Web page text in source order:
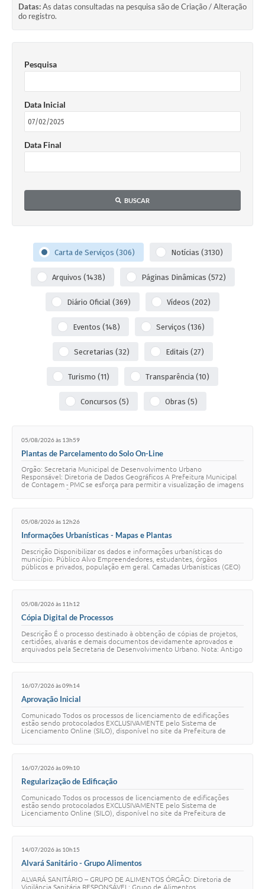
Datas:As datas consultadas na pesquisa são de Criação / Alteração
do registro.
Pesquisa
Data Inicial
Data Final
BUSCAR
Carta de Serviços (306) Notícias (3130)
Arquivos (1438) Páginas Dinâmicas (572)
Diário Oficial (369) Vídeos (202)
Eventos (148) Serviços (136)
Secretarias (32) Editais (27)
Turismo (11) Transparência (10)
Concursos (5) Obras (5)
05/08/2026 às 13h59
Plantas de Parcelamento do Solo On-Line
Orgão: Secretaria Municipal de Desenvolvimento Urbano
Responsável: Diretoria de Dados Geográficos A Prefeitura Municipal
de Contagem - PMC se esforça para permitir a visualização de imagens
05/08/2026 às 12h26
Informações Urbanísticas - Mapas e Plantas
Descrição Disponibilizar os dados e informações urbanísticas do
município. Público Alvo Empreendedores, estudantes, órgãos
públicos e privados, população em geral. Camadas Urbanísticas (GEO)
05/08/2026 às 11h12
Cópia Digital de Processos
Descrição É o processo destinado à obtenção de cópias de projetos,
certidões, alvarás e demais documentos devidamente aprovados e
arquivados pela Secretaria de Desenvolvimento Urbano. Nota: Antigo
16/07/2026 às 09h14
Aprovação Inicial
Comunicado Todos os processos de licenciamento de edificações
estão sendo protocolados EXCLUSIVAMENTE pelo Sistema de
Licenciamento Online (SILO), disponível no site da Prefeitura de
16/07/2026 às 09h10
Regularização de Edificação
Comunicado Todos os processos de licenciamento de edificações
estão sendo protocolados EXCLUSIVAMENTE pelo Sistema de
Licenciamento Online (SILO), disponível no site da Prefeitura de
14/07/2026 às 10h15
Alvará Sanitário - Grupo Alimentos
ALVARÁ SANITÁRIO – GRUPO DE ALIMENTOS ÓRGÃO: Diretoria de
Vigilância Sanitária RESPONSÁVEL: Grupo de Alimentos